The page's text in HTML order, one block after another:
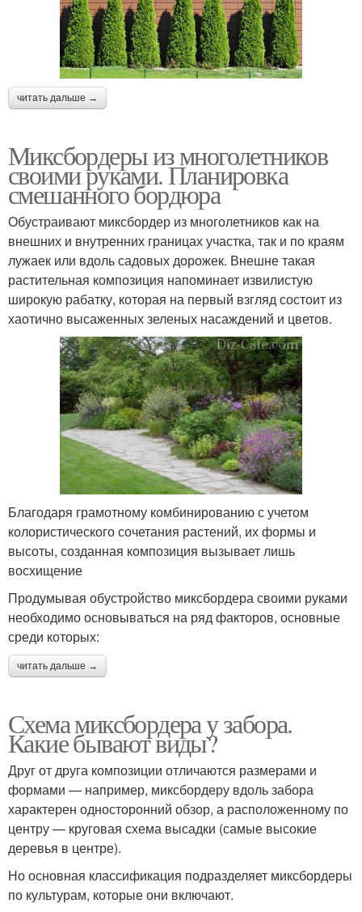
читать дальше →
Миксбордеры из многолетников
своими руками. Планировка
смешанного бордюра
Обустраивают миксбордер из многолетников как на
внешних и внутренних границах участка, так и по краям
лужаек или вдоль садовых дорожек. Внешне такая
растительная композиция напоминает извилистую
широкую рабатку, которая на первый взгляд состоит из
хаотично высаженных зеленых насаждений и цветов.
Благодаря грамотному комбинированию с учетом
колористического сочетания растений, их формы и
высоты, созданная композиция вызывает лишь
восхищение
Продумывая обустройство миксбордера своими руками
необходимо основываться на ряд факторов, основные
среди которых:
читать дальше →
Схема миксбордера у забора.
Какие бывают виды?
Друг от друга композиции отличаются размерами и
формами — например, миксбордеру вдоль забора
характерен односторонний обзор, а расположенному по
центру — круговая схема высадки (самые высокие
деревья в центре).
Но основная классификация подразделяет миксбордеры
по культурам, которые они включают.